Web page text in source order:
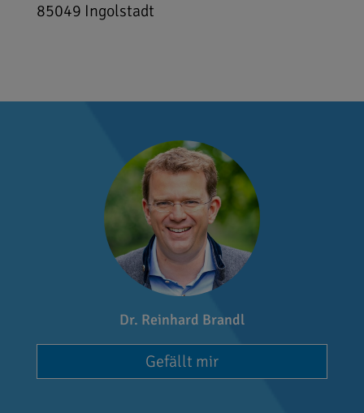
85049 Ingolstadt
Dr. Reinhard Brandl
Gefällt mir